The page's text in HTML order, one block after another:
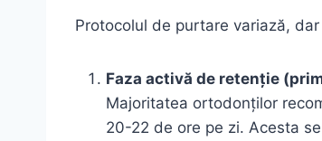
Protocolul de purtare variază,
Faza activă de retenție
Majoritatea ortodonților
20-22 de ore pe zi. Acesta